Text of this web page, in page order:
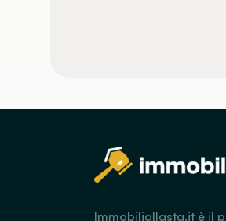
Immobiliallasta.it è il